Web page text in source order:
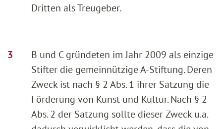
Dritten als Treugeber.
B und C gründeten im Jahr 2009 als einzige
Stifter die gemeinnützige A-Stiftung. Deren
Zweck ist nach § 2 Abs. 1 ihrer Satzung die
Förderung von Kunst und Kultur. Nach § 2
Abs. 2 der Satzung sollte dieser Zweck u.a.